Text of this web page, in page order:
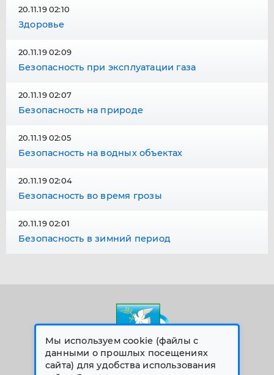
Здоровье
20.11.19 02:10
Безопасность при эксплуатации газа
20.11.19 02:09
Безопасность на природе
20.11.19 02:07
Безопасность на водных объектах
20.11.19 02:05
Безопасность во время грозы
20.11.19 02:04
Безопасность в зимний период
20.11.19 02:01
Мы используем cookie (файлы с
данными о прошлых посещениях
сайта) для удобства использования